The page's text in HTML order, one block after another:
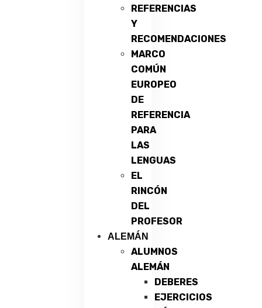
REFERENCIAS
Y
RECOMENDACIONES
MARCO
COMÚN
EUROPEO
DE
REFERENCIA
PARA
LAS
LENGUAS
EL
RINCÓN
DEL
PROFESOR
ALEMÁN
ALUMNOS
ALEMÁN
DEBERES
EJERCICIOS